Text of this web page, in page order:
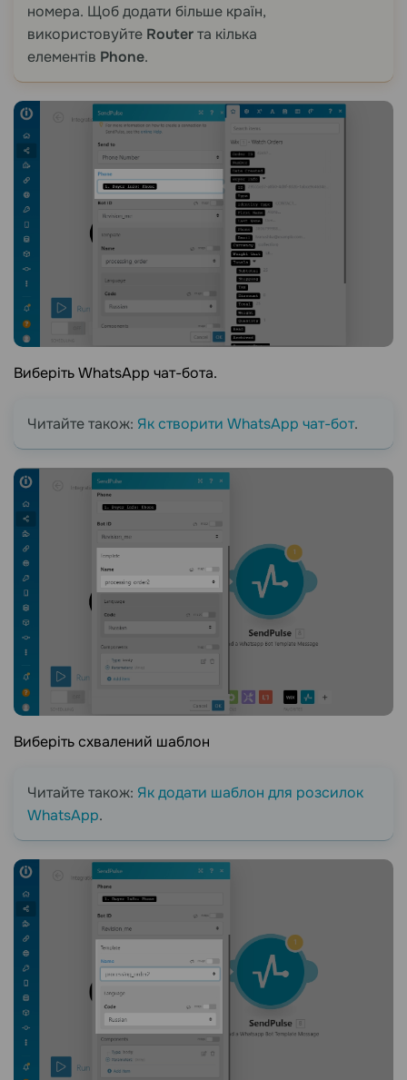
номера. Щоб додати більше країн,
використовуйте Routerта кілька
елементів Phone.
Виберіть WhatsApp чат-бота.
Читайте також: Як створити WhatsApp чат-бот.
Виберіть схвалений шаблон
Читайте також: Як додати шаблон для розсилок
WhatsApp.